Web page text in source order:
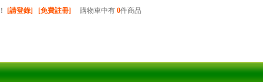
購物車中有 0件商品
！ [請登錄] [免費註冊]